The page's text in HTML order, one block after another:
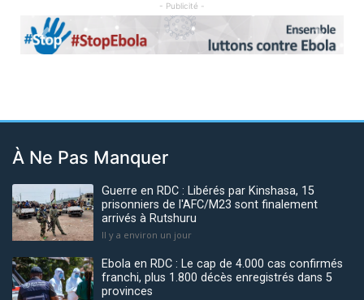
- Publicité -
Previous Next
À Ne Pas Manquer
Guerre en RDC : Libérés par Kinshasa, 15
prisonniers de l'AFC/M23 sont finalement
arrivés à Rutshuru
Il y a environ un jour
Ebola en RDC : Le cap de 4.000 cas confirmés
franchi, plus 1.800 décès enregistrés dans 5
provinces